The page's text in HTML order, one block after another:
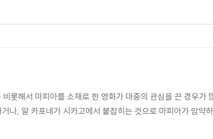
롯해서 마피아를 소재로 한 영화가 대중의 관심을 끈 경우가
나, 알 카포네가 시카고에서 붙잡히는 것으로 마피아가 암약